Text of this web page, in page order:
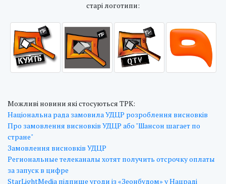
cтарі логотипи:
Можливі новини які стосуються ТРК:
Національна рада замовила УДЦР розроблення висновків
Про замовлення висновків УДЦР або "Шансон шагает по
стране"
Замовлення висновків УДЦР
Региональные телеканалы хотят получить отсрочку оплаты
за запуск в цифре
StarLightMedia підпише угоди із «Зеонбудом» у Нацраді